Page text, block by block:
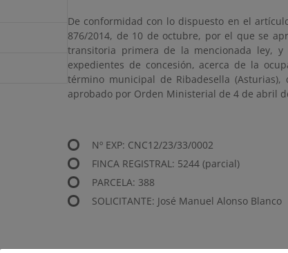
De conformidad con lo dispuesto en el
876/2014, de 10 de octubre, por el que se
transitoria primera de la mencionada ley, y
expedientes de concesión, acerca de la
término municipal de Ribadesella
aprobado por Orden Ministerial de 4 de abril
Nº EXP: CNC12/23/33/0002
FINCA REGISTRAL: 5244 (parcial)
PARCELA: 388
SOLICITANTE: José Manuel Alonso Blanco